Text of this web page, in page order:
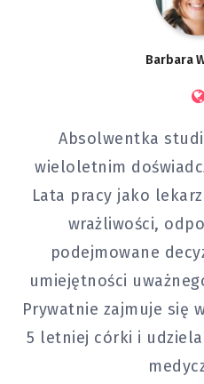
Barbara
Absolwentka
wieloletnim
Lata pracy jako
wrażliwości,
podejmowane
umiejętności
Prywatnie zajmuje się
5 letniej córki i